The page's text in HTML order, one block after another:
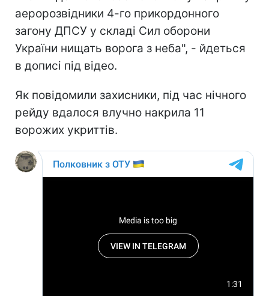
аеророзвідники 4-го прикордонного
загону ДПСУ у складі Сил оборони
України нищать ворога з неба", - йдеться
в дописі під відео.
Як повідомили захисники, під час нічного
рейду вдалося влучно накрила 11
ворожих укриттів.